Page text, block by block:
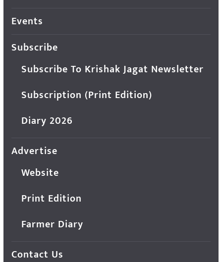
Events
Subscribe
Subscribe To Krishak Jagat Newsletter
Subscription (Print Edition)
Diary 2026
Advertise
Website
Print Edition
Farmer Diary
Contact Us